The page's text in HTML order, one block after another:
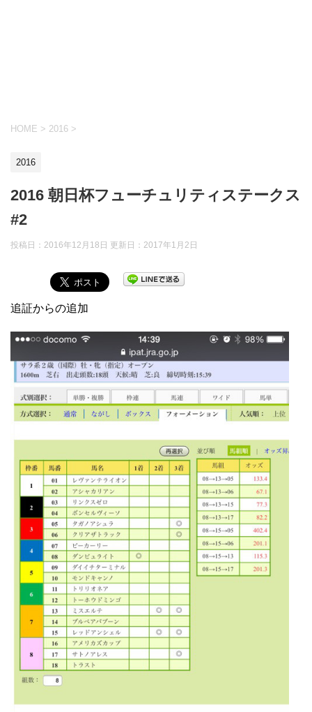
HOME > 2016 >
2016
2016 朝日杯フューチュリティステークス
#2
投稿日：2016年12月18日 更新日： 2017年1月2日
追証からの追加